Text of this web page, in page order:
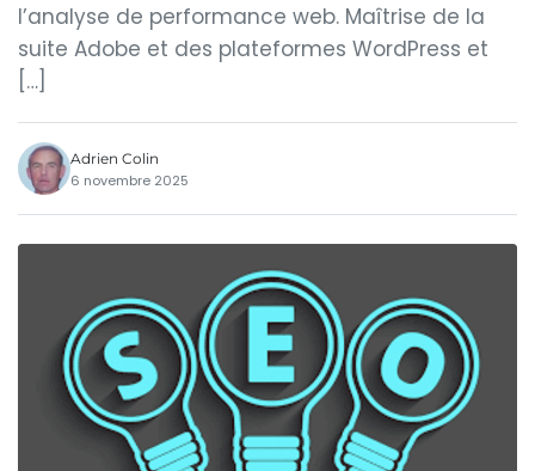
l’analyse de performance web. Maîtrise de la
suite Adobe et des plateformes WordPress et
[…]
Adrien Colin
6 novembre 2025